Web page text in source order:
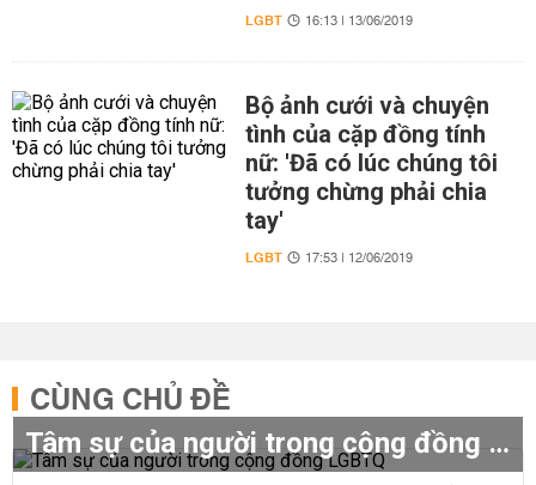
LGBT 16:13 | 13/06/2019
Bộ ảnh cưới và chuyện
tình của cặp đồng tính
nữ: 'Đã có lúc chúng tôi
tưởng chừng phải chia
tay'
LGBT 17:53 | 12/06/2019
CÙNG CHỦ ĐỀ
Tâm sự của người trong cộng đồng LGBTQ